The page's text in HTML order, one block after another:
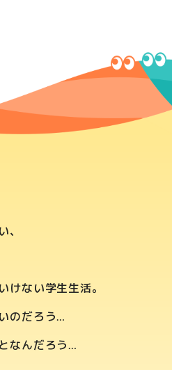
、
けない学生生活。
のだろう…
なんだろう…